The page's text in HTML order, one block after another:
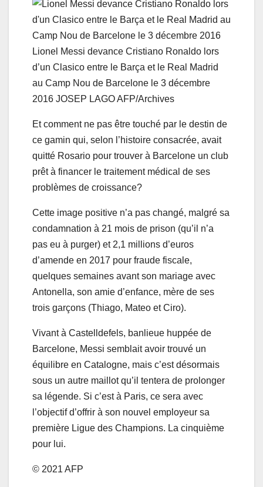
Lionel Messi devance Cristiano Ronaldo lors
d’un Clasico entre le Barça et le Real Madrid
au Camp Nou de Barcelone le 3 décembre
2016 JOSEP LAGO AFP/Archives
Et comment ne pas être touché par le destin de
ce gamin qui, selon l’histoire consacrée, avait
quitté Rosario pour trouver à Barcelone un club
prêt à financer le traitement médical de ses
problèmes de croissance?
Cette image positive n’a pas changé, malgré sa
condamnation à 21 mois de prison (qu’il n’a
pas eu à purger) et 2,1 millions d’euros
d’amende en 2017 pour fraude fiscale,
quelques semaines avant son mariage avec
Antonella, son amie d’enfance, mère de ses
trois garçons (Thiago, Mateo et Ciro).
Vivant à Castelldefels, banlieue huppée de
Barcelone, Messi semblait avoir trouvé un
équilibre en Catalogne, mais c’est désormais
sous un autre maillot qu’il tentera de prolonger
sa légende. Si c’est à Paris, ce sera avec
l’objectif d’offrir à son nouvel employeur sa
première Ligue des Champions. La cinquième
pour lui.
© 2021 AFP